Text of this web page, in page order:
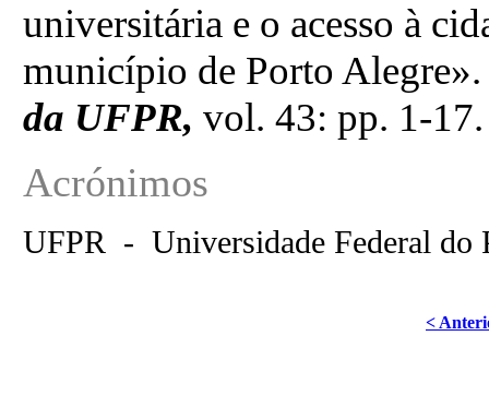
universitária e o acesso à
município de Porto
da UFPR, vol. 43: pp. 1-
Acrónimos
UFPR - Universidade Federal do
<